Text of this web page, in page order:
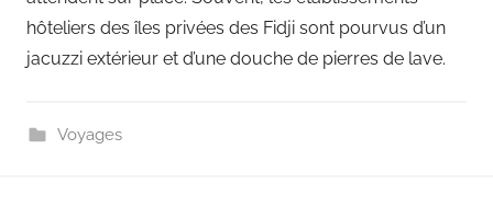
hôteliers des îles privées des Fidji sont pourvus d’un
jacuzzi extérieur et d’une douche de pierres de lave.
Voyages